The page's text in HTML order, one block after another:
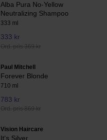
Alba Pura No-Yellow
Neutralizing Shampoo
333 ml
333 kr
Ord. pris 369 kr
Paul Mitchell
Forever Blonde
710 ml
783 kr
Ord. pris 869 kr
Vision Haircare
It's Silver